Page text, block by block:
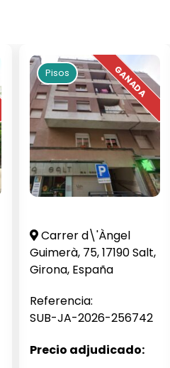
Pisos
Carrer d\'Àngel
Guimerà, 75, 17190 Salt,
Girona, España
Referencia:
SUB-JA-2026-256742
Precio adjudicado: